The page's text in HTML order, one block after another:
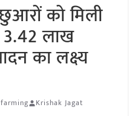
को मिली
3.42 लाख
का लक्ष्य
Krishak Jagat